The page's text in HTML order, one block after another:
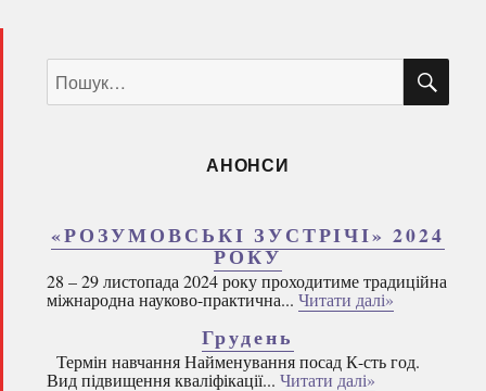
за
запитом:
АНОНСИ
«РОЗУМОВСЬКІ ЗУСТРІЧІ» 2024
РОКУ
28 – 29 листопада 2024 року проходитиме традиційна
міжнародна науково-практична... Читати далі»
Грудень
Термін навчання Найменування посад К-сть год.
Вид підвищення кваліфікації... Читати далі»